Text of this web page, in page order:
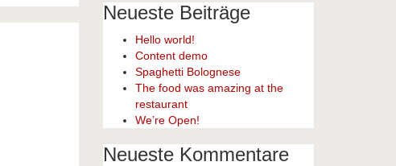
Neueste Beiträge
Hello world!
Content demo
Spaghetti Bolognese
The food was amazing at the
restaurant
We’re Open!
Neueste Kommentare